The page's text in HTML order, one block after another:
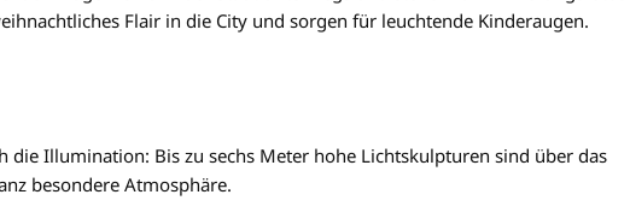
Flair in die City und sorgen für leuchtende Kinderaugen.
Illumination: Bis zu sechs Meter hohe Lichtskulpturen sind über das
besondere Atmosphäre.